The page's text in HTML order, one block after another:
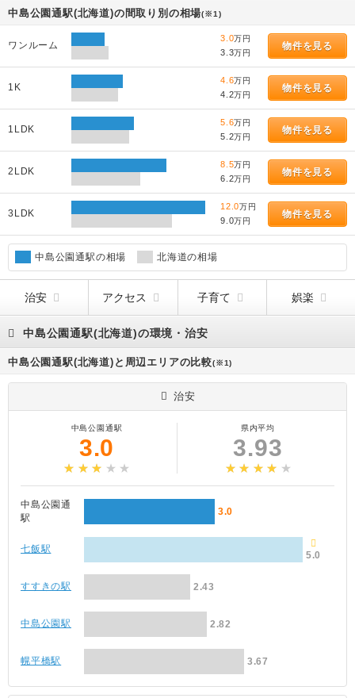
中島公園通駅(北海道)の間取り別の相場(※1)
ワンルーム
3.0万円
3.3万円
物件を見る
1K
4.6万円
4.2万円
物件を見る
1LDK
5.6万円
5.2万円
物件を見る
2LDK
8.5万円
6.2万円
物件を見る
3LDK
12.0万円
9.0万円
物件を見る
中島公園通駅の相場 北海道の相場
治安 アクセス 子育て 娯楽
中島公園通駅(北海道)の環境・治安
中島公園通駅(北海道)と周辺エリアの比較(※1)
治安
中島公園通駅
3.0
県内平均
3.93
中島公園通
駅
3.0
七飯駅
5.0
すすきの駅 2.43
中島公園駅 2.82
幌平橋駅 3.67